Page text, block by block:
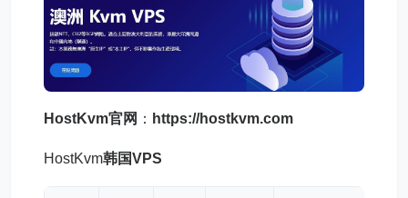
HostKvm官网 ： https://hostkvm.com
HostKvm韩国VPS